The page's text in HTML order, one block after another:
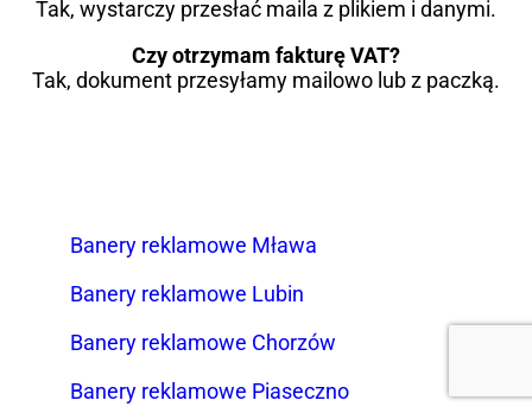
Tak, wystarczy przesłać maila z plikiem i danymi.
Czy otrzymam fakturę VAT?
Tak, dokument przesyłamy mailowo lub z paczką.
Banery reklamowe Mława
Banery reklamowe Lubin
Banery reklamowe Chorzów
Banery reklamowe Piaseczno